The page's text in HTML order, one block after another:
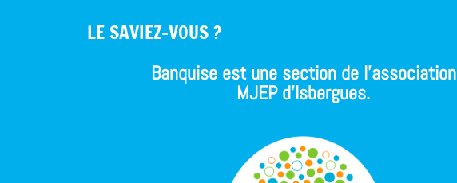
LE SAVIEZ-VOUS ?
Banquise est une section de l'association
MJEP d'Isbergues.